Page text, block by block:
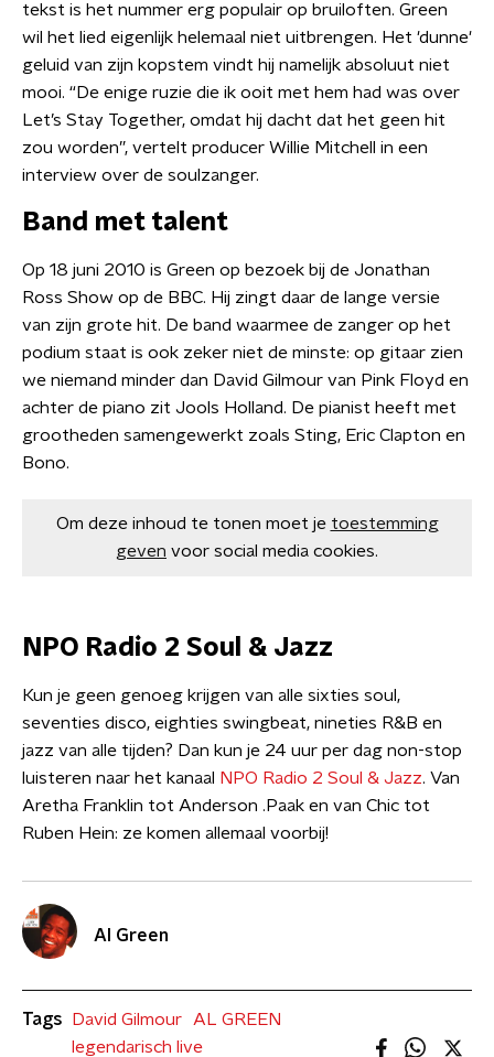
tekst is het nummer erg populair op bruiloften. Green
wil het lied eigenlijk helemaal niet uitbrengen. Het 'dunne'
geluid van zijn kopstem vindt hij namelijk absoluut niet
mooi. “De enige ruzie die ik ooit met hem had was over
Let’s Stay Together, omdat hij dacht dat het geen hit
zou worden”, vertelt producer Willie Mitchell in een
interview over de soulzanger.
Band met talent
Op 18 juni 2010 is Green op bezoek bij de Jonathan
Ross Show op de BBC. Hij zingt daar de lange versie
van zijn grote hit. De band waarmee de zanger op het
podium staat is ook zeker niet de minste: op gitaar zien
we niemand minder dan David Gilmour van Pink Floyd en
achter de piano zit Jools Holland. De pianist heeft met
grootheden samengewerkt zoals Sting, Eric Clapton en
Bono.
Om deze inhoud te tonen moet je toestemming
geven voor social media cookies.
NPO Radio 2 Soul & Jazz
Kun je geen genoeg krijgen van alle sixties soul,
seventies disco, eighties swingbeat, nineties R&B en
jazz van alle tijden? Dan kun je 24 uur per dag non-stop
luisteren naar het kanaal
NPO Radio 2 Soul & Jazz. Van
Aretha Franklin tot Anderson .Paak en van Chic tot
Ruben Hein: ze komen allemaal voorbij!
Al Green
Tags David Gilmour
AL GREEN
legendarisch live